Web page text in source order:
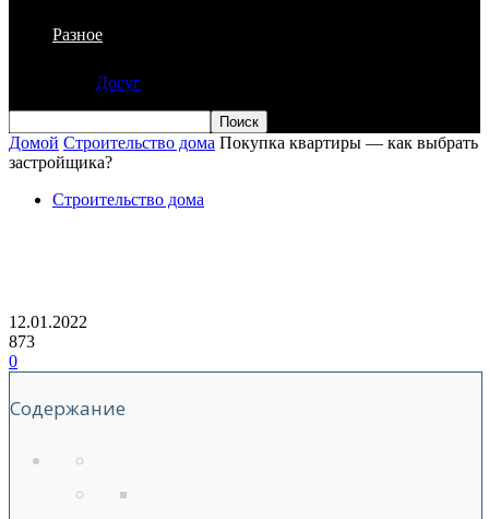
Разное
Досуг
Домой Строительство дома Покупка квартиры — как выбрать
застройщика?
Строительство дома
12.01.2022
873
0
Содержание